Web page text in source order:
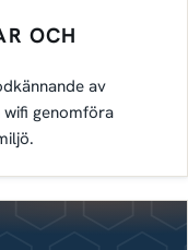
OCH
av
genomföra